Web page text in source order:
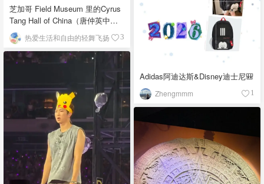
Adidas阿迪达斯&Disney迪士尼🎒
Zhengmmm 1
芝加哥 Field Museum 里的Cyrus
Tang Hall of China（唐仲英中国
馆） 热爱生活和自由的轻舞飞扬 3